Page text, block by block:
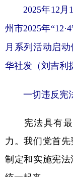
2025年12
州市2025年
月系列活动启
华社发（刘吉利
一切违反宪
宪法具有最
力。我们党首
制定和实施宪